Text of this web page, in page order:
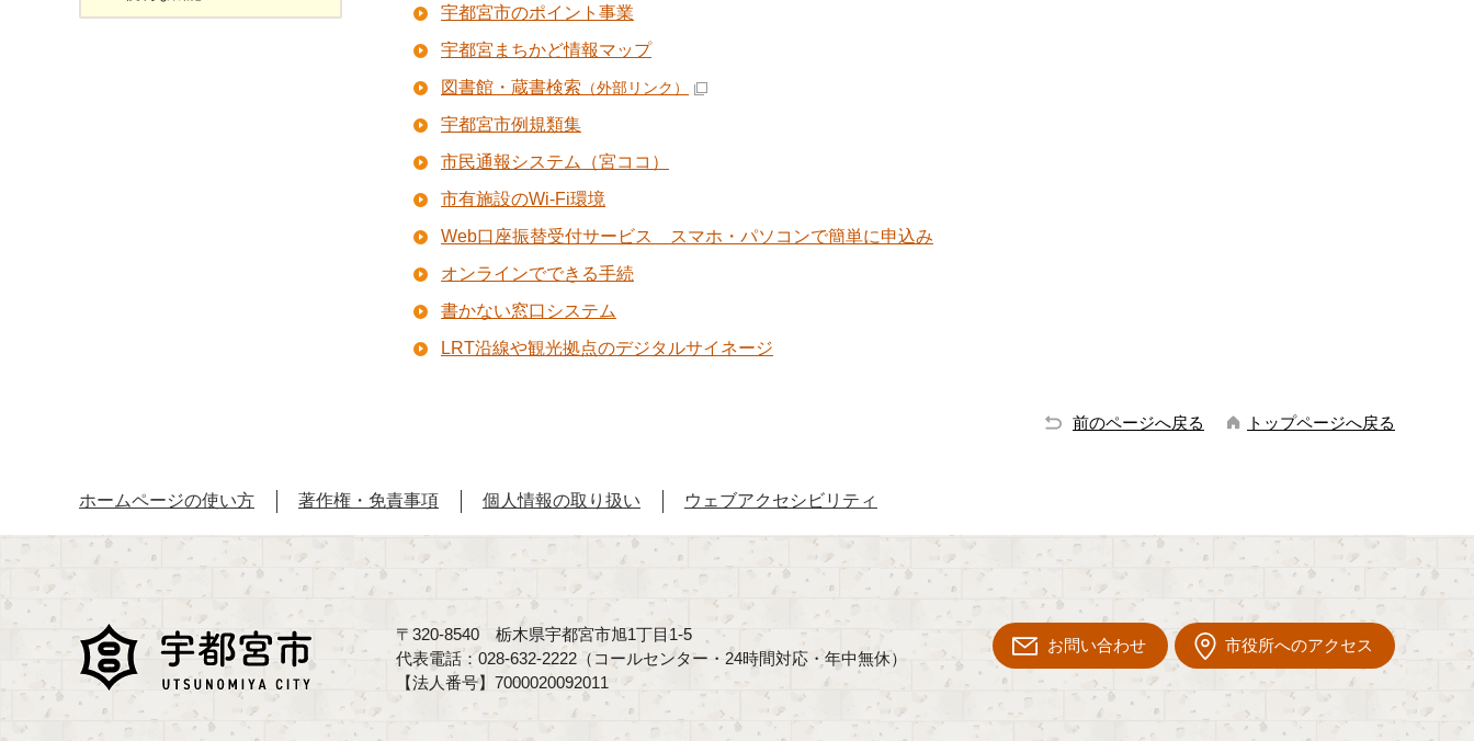
宇都宮市のポイント事業
宇都宮まちかど情報マップ
図書館・蔵書検索 （外部リンク）
宇都宮市例規類集
市民通報システム（宮ココ）
市有施設のWi-Fi環境
Web口座振替受付サービス スマホ・パソコンで簡単に申込み
オンラインでできる手続
書かない窓口システム
LRT沿線や観光拠点のデジタルサイネージ
前のページへ戻る トップページへ戻る
ホームページの使い方 著作権・免責事項 個人情報の取り扱い ウェブアクセシビリティ
〒320-8540 栃木県宇都宮市旭1丁目1-5
代表電話：028-632-2222（コールセンター・24時間対応・年中無休）
【法人番号】7000020092011
お問い合わせ 市役所へのアクセス